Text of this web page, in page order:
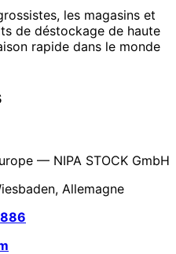
les magasins et
de déstockage de haute
rapide dans le monde
— NIPA STOCK GmbH
Allemagne